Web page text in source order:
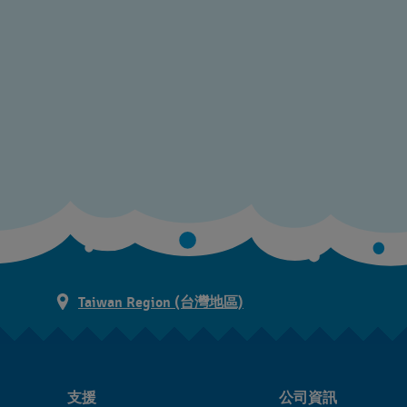
Taiwan Region (台灣地區)
支援 公司資訊